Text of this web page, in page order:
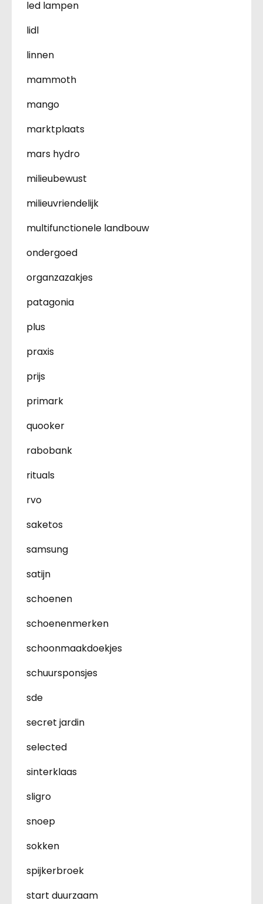
led lampen
lidl
linnen
mammoth
mango
marktplaats
mars hydro
milieubewust
milieuvriendelijk
multifunctionele landbouw
ondergoed
organzazakjes
patagonia
plus
praxis
prijs
primark
quooker
rabobank
rituals
rvo
saketos
samsung
satijn
schoenen
schoenenmerken
schoonmaakdoekjes
schuursponsjes
sde
secret jardin
selected
sinterklaas
sligro
snoep
sokken
spijkerbroek
start duurzaam